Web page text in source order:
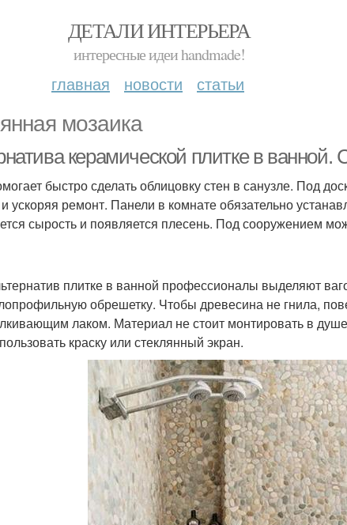
ДЕТАЛИ ИНТЕРЬЕРА
интересные идеи handmade!
главная новости статьи
мозаика
керамической плитке в ванной.
быстро сделать облицовку стен в санузле. Под
ускоряя ремонт. Панели в комнате обязательно
сырость и появляется плесень. Под сооружением
плитке в ванной профессионалы выделяют
обрешетку. Чтобы древесина не гнила,
лаком. Материал не стоит монтировать в
краску или стеклянный экран.